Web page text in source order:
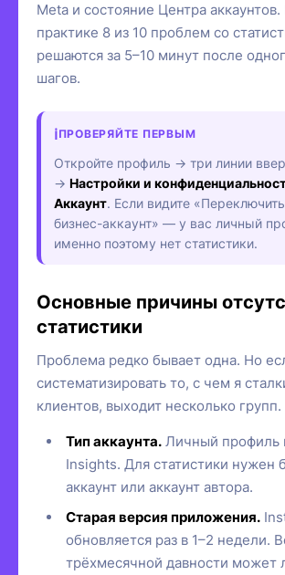
Meta и состояние Центра
практике 8 из 10 проблем со
решаются за 5–10 минут после
шагов.
ПРОВЕРЯЙТЕ ПЕРВЫМ
Откройте профиль → три линии
→ Настройки и
Аккаунт. Если видите
бизнес-аккаунт» — у вас личный
именно поэтому нет статистики.
Основные причины
статистики
Проблема редко бывает одна. Но
систематизировать то, с чем я
клиентов, выходит несколько групп.
Тип аккаунта. Личный профиль
Insights. Для статистики нужен
аккаунт или аккаунт автора.
Старая версия приложения.
обновляется раз в 1–2 недели.
трёхмесячной давности может